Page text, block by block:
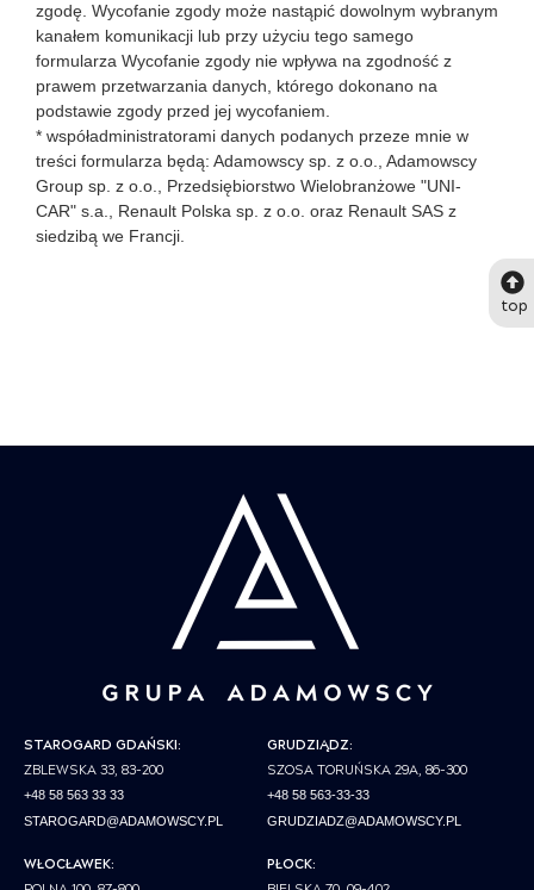
top
zgodę. Wycofanie zgody może nastąpić dowolnym wybranym
kanałem komunikacji lub przy użyciu tego samego
formularza Wycofanie zgody nie wpływa na zgodność z
prawem przetwarzania danych, którego dokonano na
podstawie zgody przed jej wycofaniem.
* współadministratorami danych podanych przeze mnie w
treści formularza będą: Adamowscy sp. z o.o., Adamowscy
Group sp. z o.o., Przedsiębiorstwo Wielobranżowe "UNI-
CAR" s.a., Renault Polska sp. z o.o. oraz Renault SAS z
siedzibą we Francji.
STAROGARD GDAŃSKI:
ZBLEWSKA 33, 83-200
+48 58 563 33 33
STAROGARD@ADAMOWSCY.PL
GRUDZIĄDZ:
SZOSA TORUŃSKA 29A, 86-300
+48 58 563-33-33
GRUDZIADZ@ADAMOWSCY.PL
WŁOCŁAWEK:
PŁOCK: